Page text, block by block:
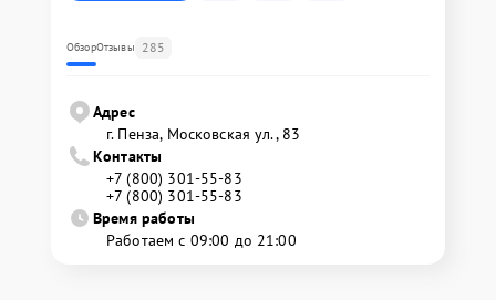
ОбзорОтзывы 285
Адрес
г. Пенза, Московская ул., 83
Контакты
+7 (800) 301-55-83
+7 (800) 301-55-83
Время работы
Работаем с 09:00 до 21:00